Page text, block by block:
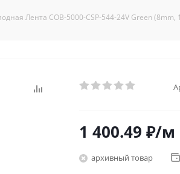
Лента COB-5000-CSP-544-24V Green
1 400.49 ₽/м
архивный товар